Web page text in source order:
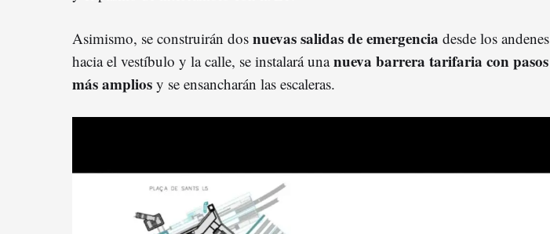
Asimismo, se construirán dos nuevas salidas de emergencia desde los andenes
hacia el vestíbulo y la calle, se instalará unanueva barrera tarifaria con pasos
más amplios y se ensancharán las escaleras.